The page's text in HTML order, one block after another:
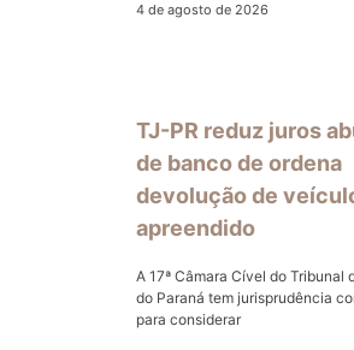
4 de agosto de 2026
TJ-PR reduz juros
de banco de ordena
devolução de
apreendido
A 17ª Câmara Cível do Tribunal
do Paraná tem jurisprudência
para considerar